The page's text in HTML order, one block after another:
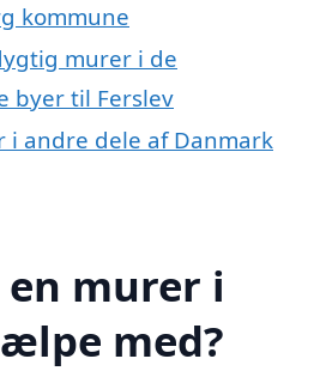
kommune
murer i de
byer til Ferslev
i andre dele af Danmark
murer i
med?